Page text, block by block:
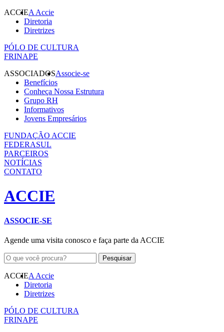
ACCIEA Accie
Diretoria
Diretrizes
PÓLO DE CULTURA
FRINAPE
ASSOCIADOSAssocie-se
Benefícios
Conheça Nossa Estrutura
Grupo RH
Informativos
Jovens Empresários
FUNDAÇÃO ACCIE
FEDERASUL
PARCEIROS
NOTÍCIAS
CONTATO
ACCIE
ASSOCIE-SE
Agende uma visita conosco e faça parte da ACCIE
ACCIEA Accie
Diretoria
Diretrizes
PÓLO DE CULTURA
FRINAPE